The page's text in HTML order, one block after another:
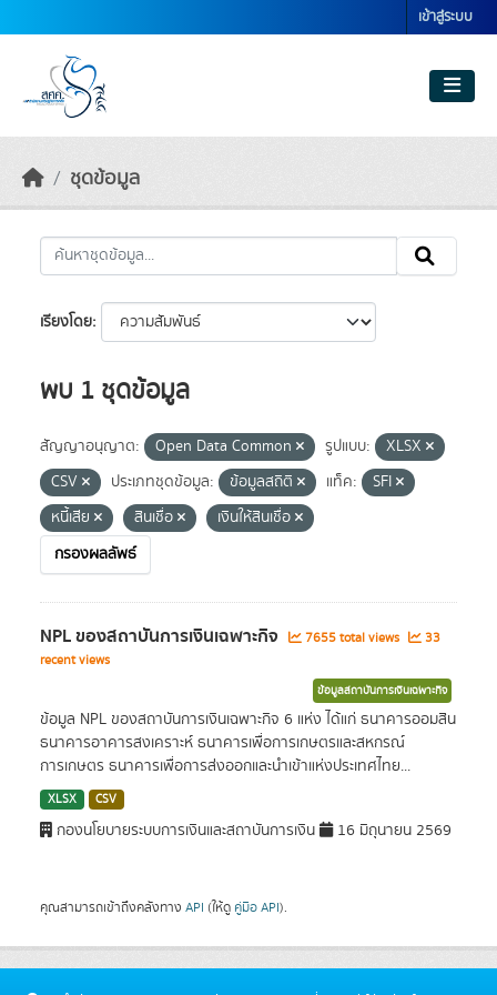
เข้าสู่ระบบ
ชุดข้อมูล
เรียงโดย
พบ 1 ชุดข้อมูล
สัญญาอนุญาต: Open Data Common รูปแบบ:
XLSX
CSV
ประเภทชุดข้อมูล: ข้อมูลสถิติ แท็ค:
SFI
หนี้เสีย
สินเชื่อ
เงินให้สินเชื่อ
กรองผลลัพธ์
NPL ของสถาบันการเงินเฉพาะกิจ 7655 total views
33
recent views
ข้อมูลสถาบันการเงินเฉพาะกิจ
ข้อมูล NPL ของสถาบันการเงินเฉพาะกิจ 6 แห่ง ได้แก่ ธนาคารออมสิน
ธนาคารอาคารสงเคราะห์ ธนาคารเพื่อการเกษตรและสหกรณ์
การเกษตร ธนาคารเพื่อการส่งออกและนำเข้าแห่งประเทศไทย...
XLSX CSV
กองนโยบายระบบการเงินและสถาบันการเงิน 16 มิถุนายน 2569
คุณสามารถเข้าถึงคลังทาง API (ให้ดู คู่มือ API).